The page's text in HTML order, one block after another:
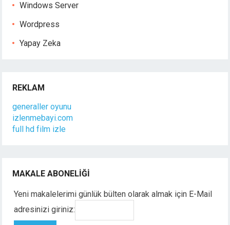
Windows Server
Wordpress
Yapay Zeka
REKLAM
generaller oyunu
izlenmebayi.com
full hd film izle
MAKALE ABONELIĞI
Yeni makalelerimi günlük bülten olarak almak için E-Mail
adresinizi giriniz: